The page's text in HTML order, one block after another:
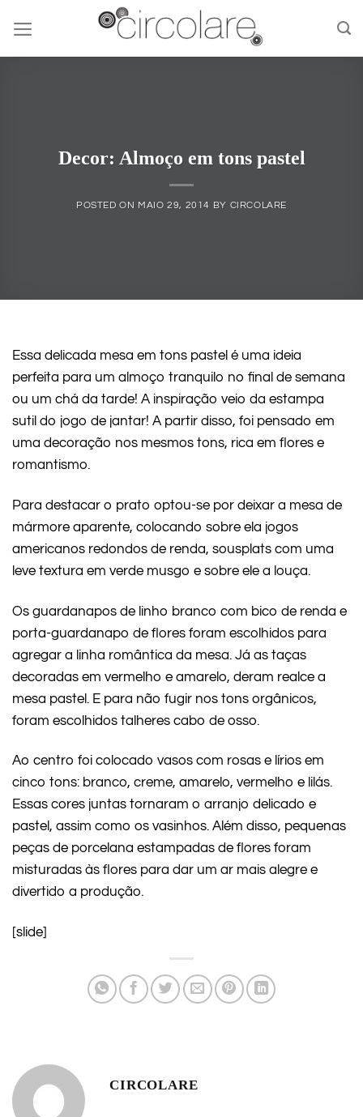
content
Decor: Almoço em tons pastel
POSTED ON MAIO 29, 2014 BY CIRCOLARE
Essa delicada mesa em tons pastel é uma ideia
perfeita para um almoço tranquilo no final de semana
ou um chá da tarde! A inspiração veio da estampa
sutil do jogo de jantar! A partir disso, foi pensado em
uma decoração nos mesmos tons, rica em flores e
romantismo.
Para destacar o prato optou-se por deixar a mesa de
mármore aparente, colocando sobre ela jogos
americanos redondos de renda, sousplats com uma
leve textura em verde musgo e sobre ele a louça.
Os guardanapos de linho branco com bico de renda e
porta-guardanapo de flores foram escolhidos para
agregar a linha romântica da mesa. Já as taças
decoradas em vermelho e amarelo, deram realce a
mesa pastel. E para não fugir nos tons orgânicos,
foram escolhidos talheres cabo de osso.
Ao centro foi colocado vasos com rosas e lírios em
cinco tons: branco, creme, amarelo, vermelho e lilás.
Essas cores juntas tornaram o arranjo delicado e
pastel, assim como os vasinhos. Além disso, pequenas
peças de porcelana estampadas de flores foram
misturadas às flores para dar um ar mais alegre e
divertido a produção.
[slide]
CIRCOLARE